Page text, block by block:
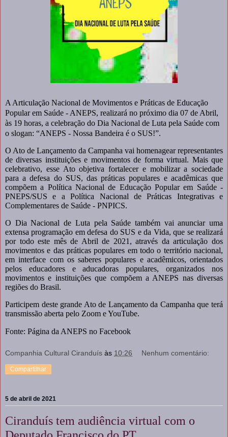
A Articulação Nacional de Movimentos e Práticas de Educação
Popular em Saúde - ANEPS, realizará no próximo dia 07 de Abril,
às 19 horas, a celebração do Dia Nacional de Luta pela Saúde com
o slogan: “ANEPS - Nossa Bandeira é o SUS!”.
O Ato de Lançamento da Campanha vai homenagear representantes
de diversas instituições e movimentos de forma virtual. Mais que
celebrativo, esse Ato objetiva fortalecer e mobilizar a sociedade
para a defesa do SUS, das práticas populares e acadêmicas que
compõem a Política Nacional de Educação Popular em Saúde -
PNEPS/SUS e a Política Nacional de Práticas Integrativas e
Complementares de Saúde - PNPICS.
O Dia Nacional de Luta pela Saúde também vai anunciar uma
extensa programação em defesa do SUS e da Vida, que se realizará
por todo este mês de Abril de 2021, através da articulação dos
movimentos e das práticas populares em todo o território nacional,
em interface com os saberes populares e acadêmicos, orientados
pelos educadores e aducadoras populares, organizados nos
movimentos e instituições que compõem a ANEPS nas diversas
regiões do Brasil.
Participem deste grande Ato de Lançamento da Campanha que terá
transmissão aberta pelo Zoom e YouTube.
Fonte: Página da ANEPS no Facebook
Companhia Cultural Ciranduís às 10:26 Nenhum comentário:
Compartilhar
5 de abril de 2021
Ciranduís tem audiência virtual com o